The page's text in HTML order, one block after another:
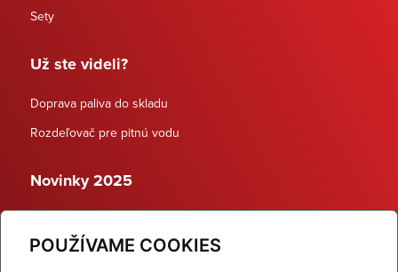
POUŽÍVAME COOKIES
Sety
Už ste videli?
Doprava paliva do skladu
Rozdeľovač pre pitnú vodu
Novinky 2025
Dynamické termostatické ventily